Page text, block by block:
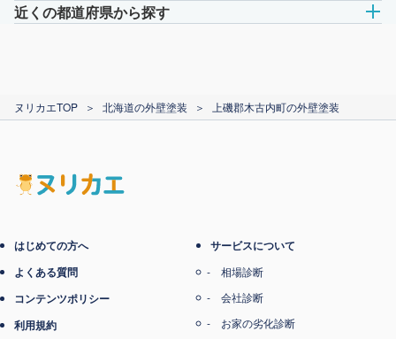
近くの都道府県から探す
ヌリカエTOP ＞ 北海道の外壁塗装 ＞ 上磯郡木古内町の外壁塗装
はじめての方へ
よくある質問
コンテンツポリシー
利用規約
サービスについて
相場診断
会社診断
お家の劣化診断